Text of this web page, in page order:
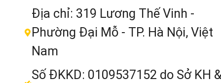
Trang bị camera kép góc chụp rộng
độ phân giải cao 1/2.6 inch, tích
các thuật toán điều hướng quán
Địa chỉ: 319 Lương Thế Vinh -
Phường Đại Mỗ - TP. Hà Nội, Việt
Nam
Số ĐKKD: 0109537152 do Sở KH &